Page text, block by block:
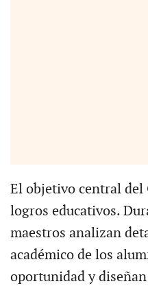
El objetivo central del
logros educativos.
maestros analizan
académico de los
oportunidad y